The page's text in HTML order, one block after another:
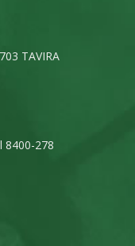
TAVIRA
8400-278